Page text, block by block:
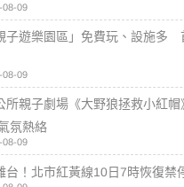
08-09
子遊樂園區」免費玩、設施多
08-09
所親子劇場《大野狼拯救小紅
氛熱絡
08-09
台！北市紅黃線10日7時恢復